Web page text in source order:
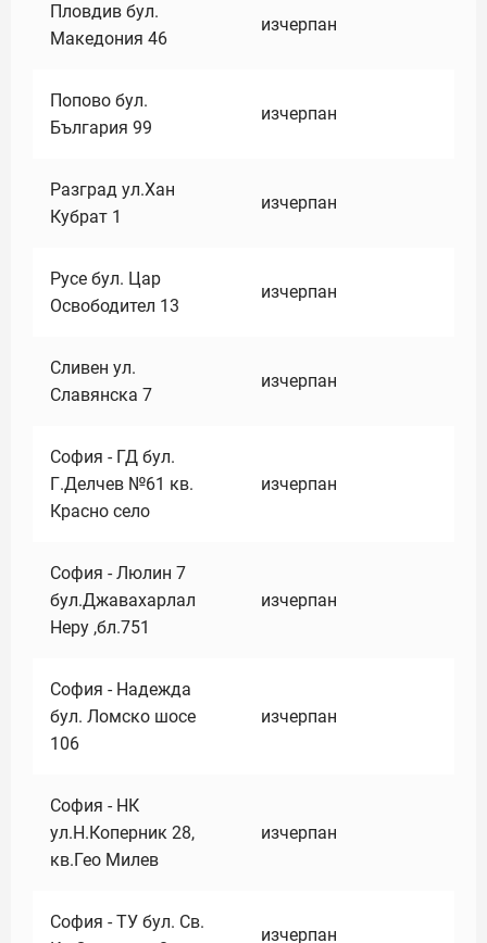
Пловдив бул.
Македония 46
изчерпан
Попово бул.
България 99
изчерпан
Разград ул.Хан
Кубрат 1
изчерпан
Русе бул. Цар
Освободител 13
изчерпан
Сливен ул.
Славянска 7
изчерпан
София - ГД бул.
Г.Делчев №61 кв.
Красно село
изчерпан
София - Люлин 7
бул.Джавахарлал
Неру ,бл.751
изчерпан
София - Надежда
бул. Ломско шосе
106
изчерпан
София - НК
ул.Н.Коперник 28,
кв.Гео Милев
изчерпан
София - ТУ бул. Св.
изчерпан